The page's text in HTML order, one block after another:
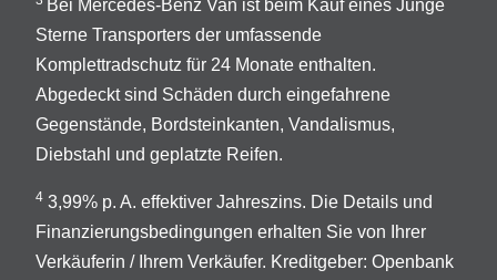
Bei Mercedes-Benz Van ist beim Kauf eines Junge
Sterne Transporters der umfassende
Komplettradschutz für 24 Monate enthalten.
Abgedeckt sind Schäden durch eingefahrene
Gegenstände, Bordsteinkanten, Vandalismus,
Diebstahl und geplatzte Reifen.
4 3,99% p. A. effektiver Jahreszins. Die Details und
Finanzierungsbedingungen erhalten Sie von Ihrer
Verkäuferin / Ihrem Verkäufer. Kreditgeber: Openbank